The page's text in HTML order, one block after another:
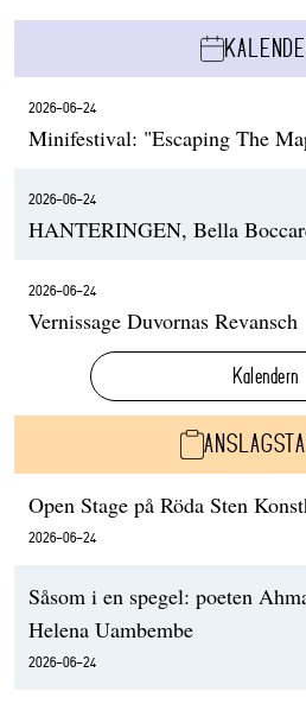
2026-06-24
Minifestival: "Escaping The
2026-06-24
HANTERINGEN, Bella
2026-06-24
Vernissage Duvornas Revansch
Kalendern
Open Stage på Röda Sten
2026-06-24
Såsom i en spegel: poeten
Helena Uambembe
2026-06-24